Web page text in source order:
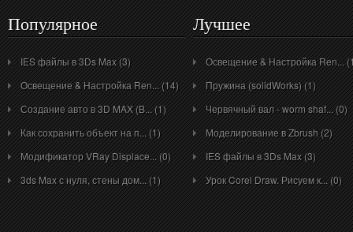
Популярное
IES файлы в 3Ds Max (3)
Освещение & Настройка Ren... (14)
Создание авто в 3D MAX (B... (1)
Как сохранить объект на п... (1)
Модификатор VRay Displace... (0)
3ds Max с нуля, стены дом... (1)
Лучшее
Освещение & Настройка Ren...
Пружина (solidWorks) (1)
Червячный вал - worm shaf... (0)
Моделирование в Zbrush (2)
IES файлы в 3Ds Max (3)
Урок Corel Draw. Рисуем к... (0)